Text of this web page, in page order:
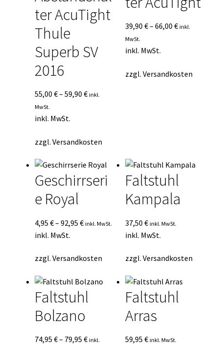
ter AcuTight
Thule
Superb SV
2016
55,00 €– 59,90 € inkl.
MwSt.
inkl. MwSt.
zzgl. Versandkosten
39,90€–66,00€ inkl.
MwSt.
inkl. MwSt.
zzgl.Versandkosten
Geschirrseri
e Royal
4,95 €– 92,95 € inkl. MwSt.
inkl. MwSt.
zzgl. Versandkosten
Faltstuhl
Kampala
37,50€ inkl. MwSt.
inkl. MwSt.
zzgl.Versandkosten
Faltstuhl
Bolzano
74,95 €– 79,95 € inkl.
Faltstuhl
Arras
59,95€ inkl. MwSt.